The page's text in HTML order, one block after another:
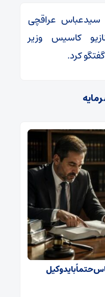
سیدعباس عراقچی
کاسیس وزیر
کرد.
حتماً باید وکیل